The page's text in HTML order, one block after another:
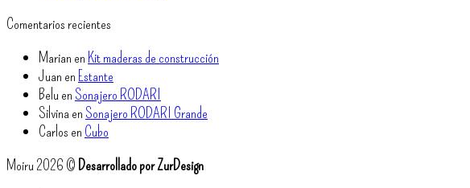
Comentarios recientes
Marian en Kit maderas de construcción
Juan en Estante
Beluen Sonajero RODARI
Silvinaen Sonajero RODARI Grande
Carlos en Cubo
Moiru 2026 © Desarrollado por ZurDesign